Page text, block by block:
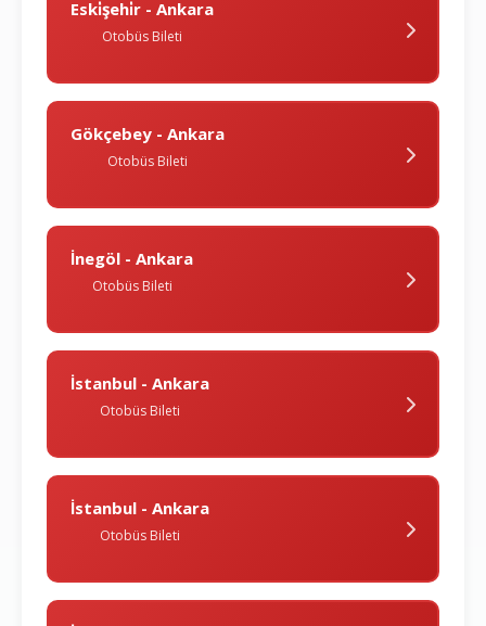
Eski̇şehi̇r - Ankara
Otobüs Bileti
Gökçebey - Ankara
Otobüs Bileti
İnegöl - Ankara
Otobüs Bileti
İstanbul - Ankara
Otobüs Bileti
İstanbul - Ankara
Otobüs Bileti